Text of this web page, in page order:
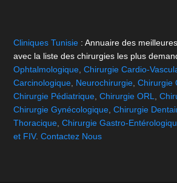
Cliniques Tunisie : Annuaire des
avec la liste des chirurgies les plus
Ophtalmologique ,Chirurgie Cardio-
Carcinologique Neurochirurgie ,Chirurgie
Chirurgie Pédiatrique ,Chirurgie ORL ,
Chirurgie Gynécologique ,Chirurgie
Thoracique ,Chirurgie Gastro-
et FIV.Contactez Nous